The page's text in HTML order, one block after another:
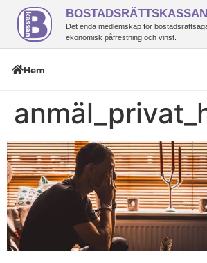
BOSTADSRÄTTSKASSAN
Det enda medlemskap för
ekonomisk påfrestning och vinst.
Hem